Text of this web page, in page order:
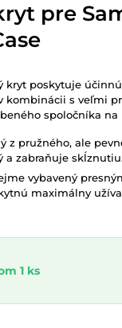
pre
kryt poskytuje
kombinácii s veľmi
spoločníka
z pružného, ale
a zabraňuje
vybavený
maximálny
1 ks